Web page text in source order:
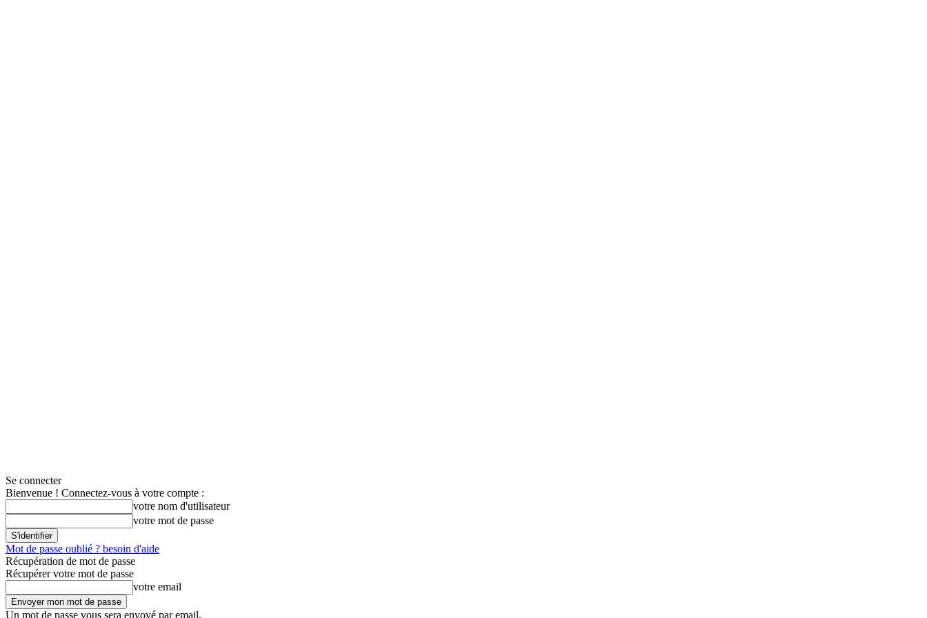
Se connecter
Bienvenue ! Connectez-vous à votre compte :
votre nom d'utilisateur
votre mot de passe
Mot de passe oublié ? besoin d'aide
Récupération de mot de passe
Récupérer votre mot de passe
votre email
Un mot de passe vous sera envoyé par email.